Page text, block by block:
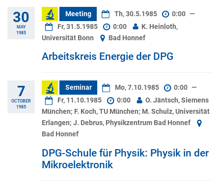
30
MAY
1985
Meeting Th, 30.5.1985 0:00 —
Fr, 31.5.1985
0:00
K. Heinloth,
Universität Bonn
Bad Honnef
Arbeitskreis Energie der DPG
7
OCTOBER
1985
Seminar Mo, 7.10.1985 0:00 —
Fr, 11.10.1985
0:00
O. Jäntsch, Siemens
München; F. Koch, TU München; M. Schulz, Universität
Erlangen; J. Debrus, Physikzentrum Bad Honnef
Bad Honnef
DPG-Schule für Physik: Physik in der
Mikroelektronik